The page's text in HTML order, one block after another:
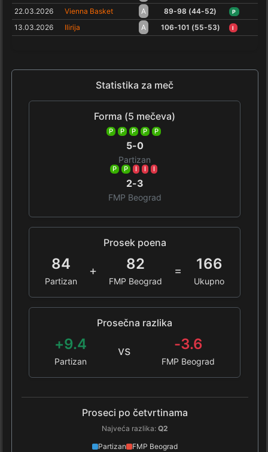
22.03.2026 Vienna Basket A 89-98 (44-52) P
13.03.2026 Ilirija A 106-101 (55-53) I
Statistika za meč
Forma (5 mečeva)
P P P P P
5-0
Partizan
P P I I I
2-3
FMP Beograd
Prosek poena
84
Partizan
+ 82
FMP Beograd
= 166
Ukupno
Prosečna razlika
+9.4
Partizan
vs -3.6
FMP Beograd
Proseci po četvrtinama
Najveća razlika: Q2
Partizan
FMP Beograd